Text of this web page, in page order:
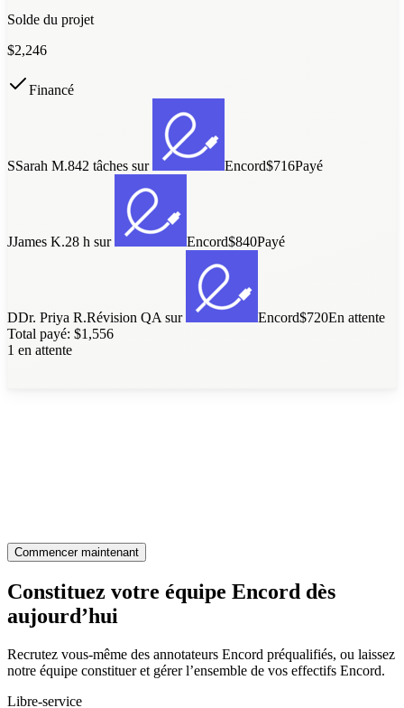
Solde du projet
$2,246
Financé
SSarah M.842 tâches sur Encord$716Payé
JJames K.28 h sur Encord$840Payé
DDr. Priya R.Révision QA sur Encord$720En attente
Total payé: $1,556
1 en attente
Commencer maintenant
Constituez votre équipe Encord dès
aujourd’hui
Recrutez vous-même des annotateurs Encord préqualifiés, ou laissez
notre équipe constituer et gérer l’ensemble de vos effectifs Encord.
Libre-service